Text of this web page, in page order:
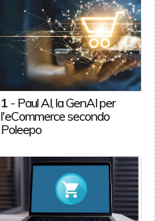
1 - Paul AI, la GenAI per
l'eCommerce secondo
Poleepo